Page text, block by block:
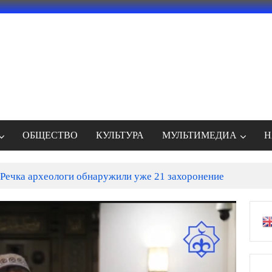
ОБЩЕСТВО КУЛЬТУРА МУЛЬТИМЕДИА
археологи обнаружили уже 21 захоронение